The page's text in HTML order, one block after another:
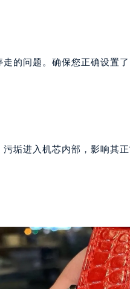
西路600号富力中心T2座写
57号圆融广场写字楼16层
729号浦西万达中心写字楼
华润大厦B座22层04室（需
139号万达金融中心A座907
路727号中银大厦A座(旺进
的问题。确保您正确设置
垢进入机芯内部，影响其